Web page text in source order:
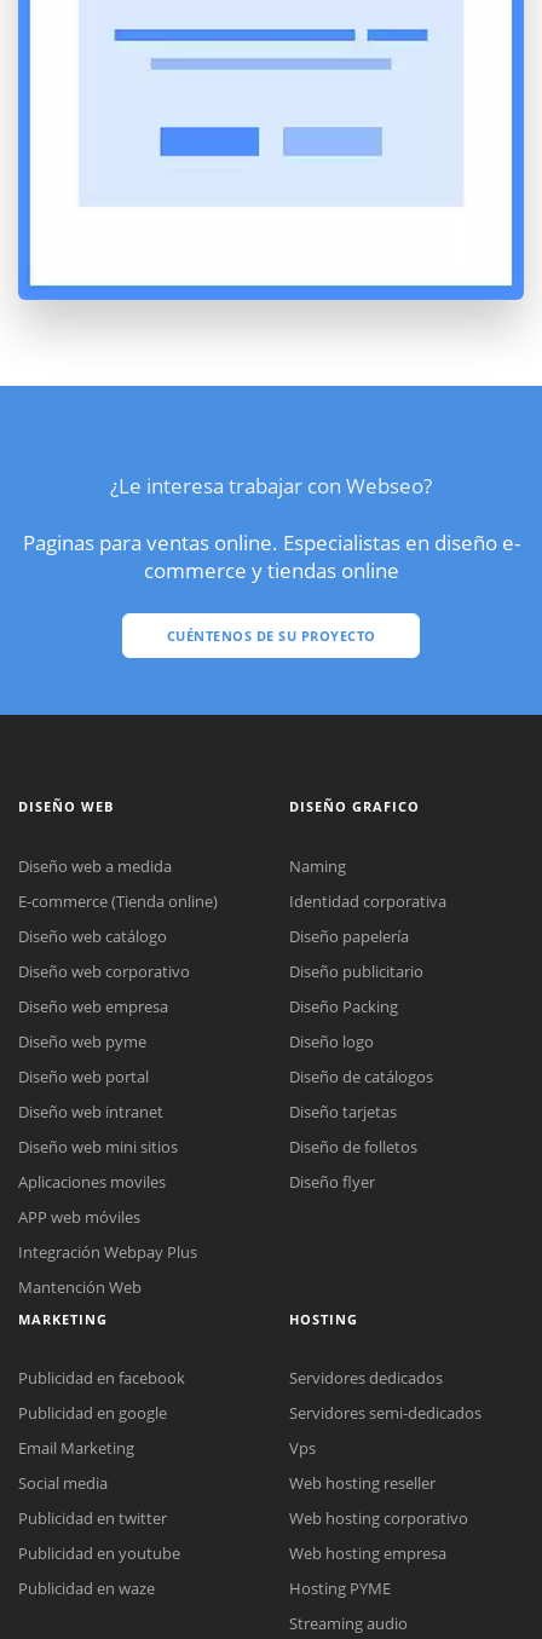
¿Le interesa trabajar con Webseo?
Paginas para ventas online. Especialistas en diseño e-
commerce y tiendas online
CUÉNTENOS DE SU PROYECTO
Reunión online
Meet para la reunión online.
Cotización
Chat Online
Todos nuestros ejecutivos están fuera de línea. Complete el formulario
DISEÑO WEB
Diseño web a medida
E-commerce (Tienda online)
Diseño web catálogo
Diseño web corporativo
Diseño web empresa
Diseño web pyme
Diseño web portal
Diseño web intranet
Diseño web mini sitios
Aplicaciones moviles
APP web móviles
Integración Webpay Plus
Mantención Web
DISEÑO GRAFICO
Naming
Identidad corporativa
Diseño papelería
Diseño publicitario
Diseño Packing
Diseño logo
Diseño de catálogos
Diseño tarjetas
Diseño de folletos
Diseño flyer
MARKETING
Publicidad en facebook
Publicidad en google
Email Marketing
Social media
Publicidad en twitter
Publicidad en youtube
Publicidad en waze
HOSTING
Servidores dedicados
Servidores semi-dedicados
Vps
Web hosting reseller
Web hosting corporativo
Web hosting empresa
Hosting PYME
Streaming audio